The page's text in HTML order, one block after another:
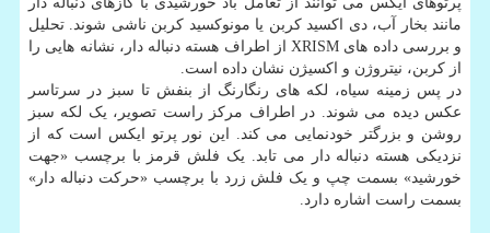
مانند بخار آب، دی اکسید کربن یا مونوکسید کربن ناشی شوند. تحلیل
و بررسی داده های XRISM از اطراف هسته دنباله دار، نشانه هایی را
از کربن، نیتروژن و اکسیژن نشان داده است.
در پس زمینه سیاه، لکه های رنگارنگ از بنفش تا سبز در سرتاسر
عکس دیده می شوند. در اطراف مرکز راست تصویر، یک لکه سبز
روشن و بزرگتر خودنمایی می کند. این نور پرتو ایکس است که از
نزدیکی هسته دنباله دار می تابد. یک فلش قرمز با برچسب «جهت
خورشید» بسمت چپ و یک فلش زرد با برچسب «حرکت دنباله دار»
بسمت راست اشاره دارد.